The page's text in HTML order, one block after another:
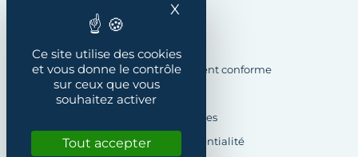
Ce site utilise des cookies
et vous donne le contrôle
sur ceux que vous
souhaitez activer
Tout accepter
X
Accessibilité : Partiellement conforme
Mentions légales
Politique de confidentialité